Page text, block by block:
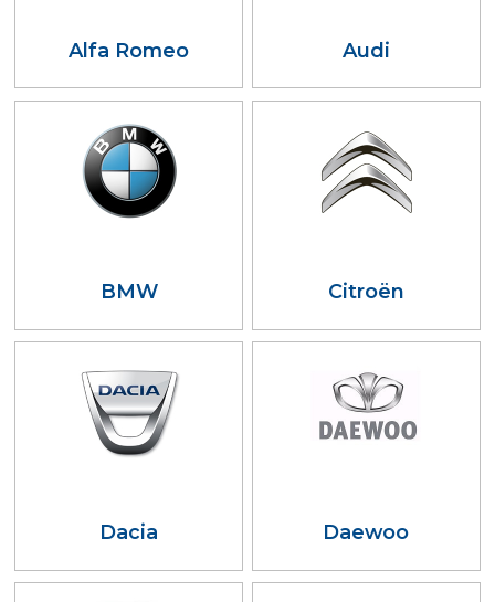
Alfa Romeo Audi
BMW Citroën
Dacia Daewoo